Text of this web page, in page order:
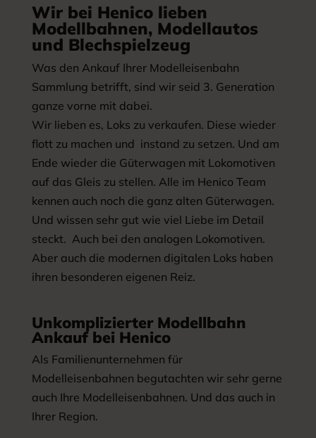
Wir bei Henico lieben
Modellbahnen, Modellautos
und Blechspielzeug
Was den Ankauf Ihrer Modelleisenbahn
Sammlung betrifft, sind wir seid 3. Generation
ganze vorne mit dabei.
Wir lieben es, Loks zu verkaufen. Diese wieder
flott zu machen und instand zu setzen. Und am
Ende wieder die Güterwagen mit Lokomotiven
auf das Gleis zu stellen. Alle im Henico Team
kennen auch noch die ganz alten Güterwagen.
Und wissen sehr gut wie viel Liebe im Detail
steckt. Auch bei den analogen Lokomotiven.
Aber auch die modernen digitalen Loks haben
ihren besonderen eigenen Reiz.
Unkomplizierter Modellbahn
Ankauf bei Henico
Als Familienunternehmen für
Modelleisenbahnen begutachten wir sehr gerne
auch Ihre Modelleisenbahnen. Und das auch in
Ihrer Region.